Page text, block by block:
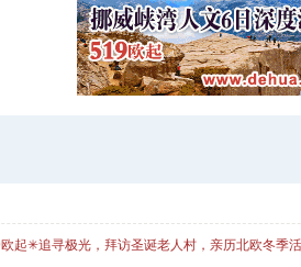
起✳追寻极光，拜访圣诞老人村，亲历北欧冬季